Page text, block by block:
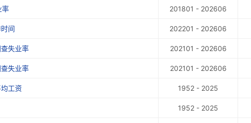
率 201801 - 202606
间 202201 - 202606
失业率 202101 - 202606
失业率 202101 - 202606
工资 1952 - 2025
1952 - 2025